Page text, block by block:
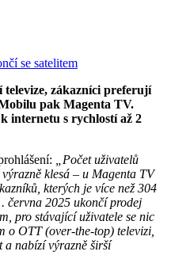
televize, zákazníci preferují
pak Magenta TV.
internetu s rychlostí až 2
„Počet uživatelů
klesá – u Magenta TV
kterých je více než 304
června 2025 ukončí prodej
pro stávající uživatele se nic
o OTT (over-the-top) televizi,
a nabízí výrazně širší